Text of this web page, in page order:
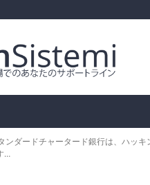
ンダードチャータード銀行は、ハッ
…